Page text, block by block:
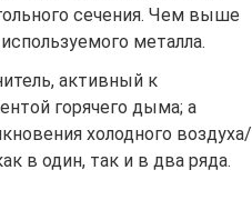
сечения. Чем выше
металла.
активный к
горячего дыма; а
холодного воздуха/
в один, так и в два ряда.